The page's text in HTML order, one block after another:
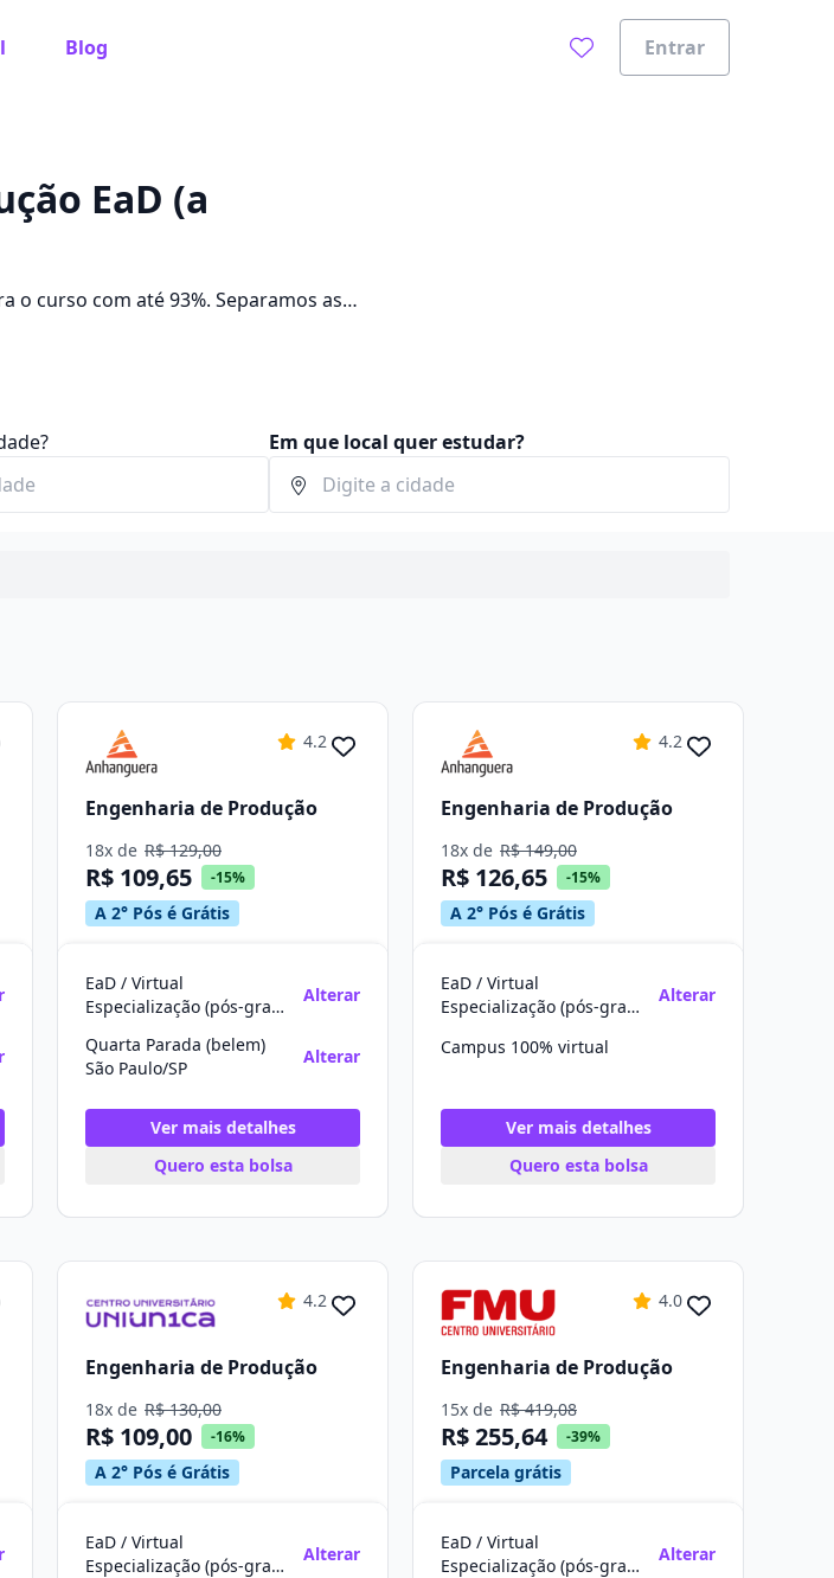
Blog Entrar
EaD (a
o curso com até 93%. Separamos as
Em que local quer estudar?
4.2
Engenharia de Produção
18x de R$ 129,00
R$ 109,65 -15%
A 2° Pós é Grátis
EaD / Virtual
Especialização (pós-graduação)
Alterar
Quarta Parada (belem)
São Paulo/SP
Alterar
Ver mais detalhes
Quero esta bolsa
4.2
Engenharia de Produção
18x de R$ 149,00
R$ 126,65 -15%
A 2° Pós é Grátis
EaD / Virtual
Especialização (pós-graduação)
Alterar
Campus 100% virtual
Ver mais detalhes
Quero esta bolsa
4.2
Engenharia de Produção
18x de R$ 130,00
R$ 109,00 -16%
A 2° Pós é Grátis
EaD / Virtual
Especialização (pós-graduação)
Alterar
4.0
Engenharia de Produção
15x de R$ 419,08
R$ 255,64 -39%
Parcela grátis
EaD / Virtual
Especialização (pós-graduação)
Alterar